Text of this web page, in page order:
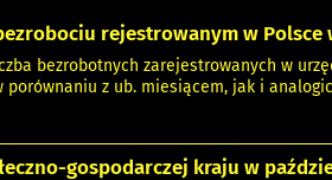
rejestrowanym w Polsce
bezrobotnych zarejestrowanych w
porównaniu z ub. miesiącem, jak i
gospodarczej kraju w